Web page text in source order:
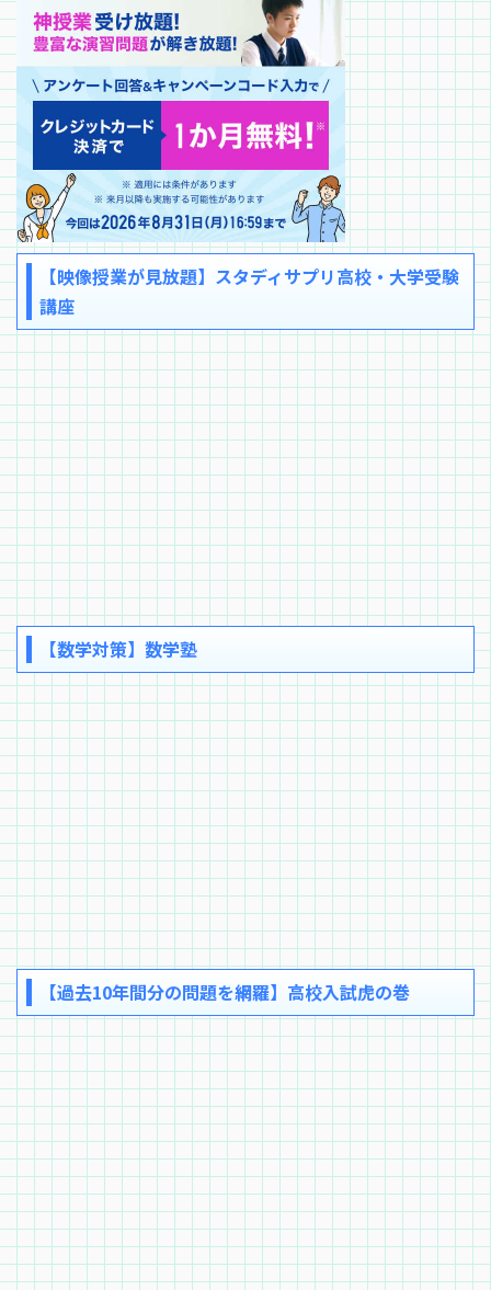
【映像授業が見放題】スタディサプリ高校・大学受験
講座
【数学対策】数学塾
【過去10年間分の問題を網羅】高校入試虎の巻